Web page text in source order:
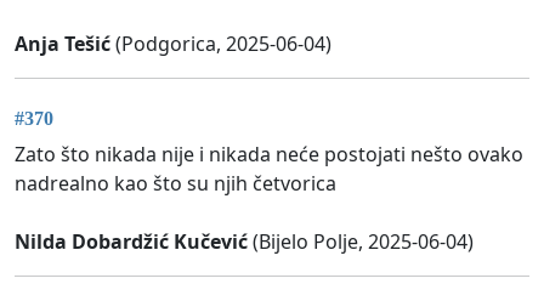
Anja Tešić(Podgorica, 2025-06-04)
#370
Zato što nikada nije i nikada neće postojati nešto ovako
nadrealno kao što su njih četvorica
Nilda Dobardžić Kučević(Bijelo Polje, 2025-06-04)